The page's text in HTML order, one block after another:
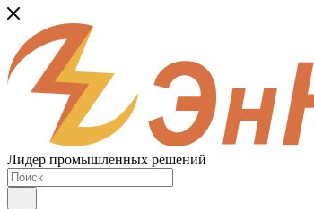
Лидер промышленных решений